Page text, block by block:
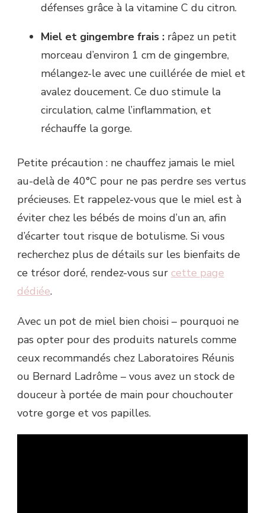
défenses grâce à la vitamine C du citron.
Miel et gingembre frais : râpez un petit
morceau d’environ 1 cm de gingembre,
mélangez-le avec une cuillérée de miel et
avalez doucement. Ce duo stimule la
circulation, calme l’inflammation, et
réchauffe la gorge.
Petite précaution : ne chauffez jamais le miel
au-delà de 40°C pour ne pas perdre ses vertus
précieuses. Et rappelez-vous que le miel est à
éviter chez les bébés de moins d’un an, afin
d’écarter tout risque de botulisme. Si vous
recherchez plus de détails sur les bienfaits de
ce trésor doré, rendez-vous sur cette page
dédiée.
Avec un pot de miel bien choisi – pourquoi ne
pas opter pour des produits naturels comme
ceux recommandés chez Laboratoires Réunis
ou Bernard Ladrôme – vous avez un stock de
douceur à portée de main pour chouchouter
votre gorge et vos papilles.